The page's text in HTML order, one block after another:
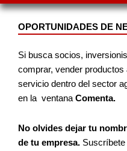
OPORTUNIDADES DE
Si busca socios,
comprar, vender
servicio dentro del sector
en la ventanaComenta.
No olvides dejar tu
de tu empresa.